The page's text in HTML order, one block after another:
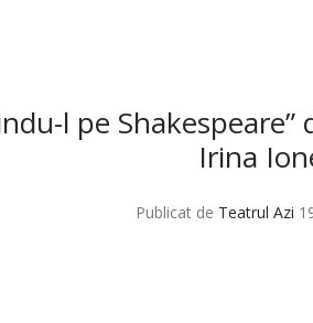
l pe
Irina
Publicat de Teatrul Azi